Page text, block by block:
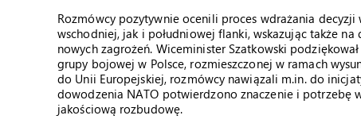
Rozmówcy pozytywnie ocenili proces wdrażania
wschodniej, jak i południowej flanki, wskazując także
nowych zagrożeń. Wiceminister Szatkowski
grupy bojowej w Polsce, rozmieszczonej w ramach
do Unii Europejskiej, rozmówcy nawiązali m.in. do
dowodzenia NATO potwierdzono znaczenie i potrzebę
jakościową rozbudowę.